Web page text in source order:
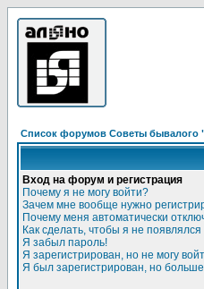
Список форумов Советы бывалого
Вход на форум и регистрация
Почему я не могу войти?
Зачем мне вообще нужно
Почему меня автоматически
Как сделать, чтобы я не
Я забыл пароль!
Я зарегистрирован, но не могу
Я был зарегистрирован, но